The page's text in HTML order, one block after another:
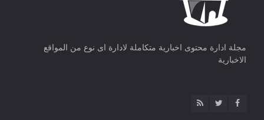
مجلة ادارة محتوى اخبارية متكاملة لادارة اى نوع من المواقع
الاخبارية